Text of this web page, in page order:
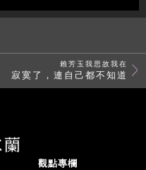
賴芳玉我思故我在
寂寞了，連自己都不知道
觀點專欄